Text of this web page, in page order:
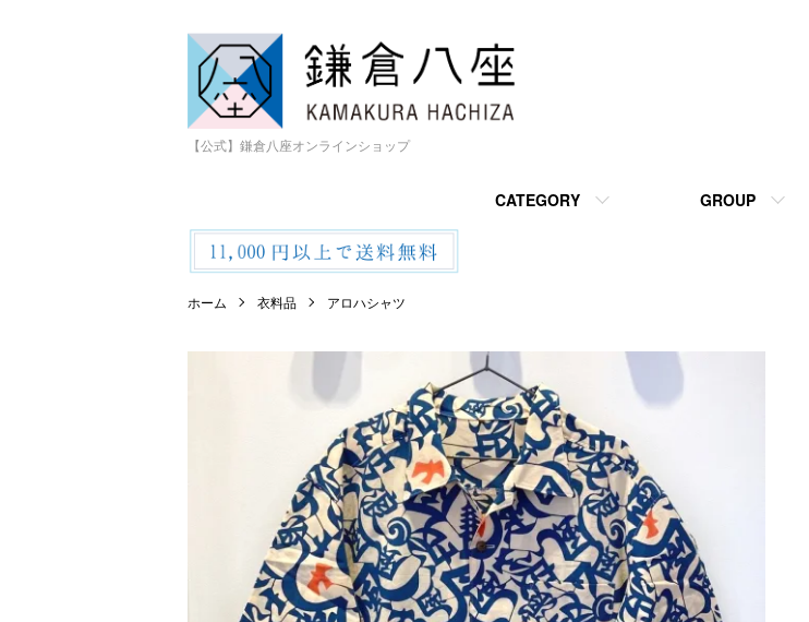
【公式】鎌倉八座オンラインショップ
CATEGORY GROUP
ホーム 衣料品 アロハシャツ